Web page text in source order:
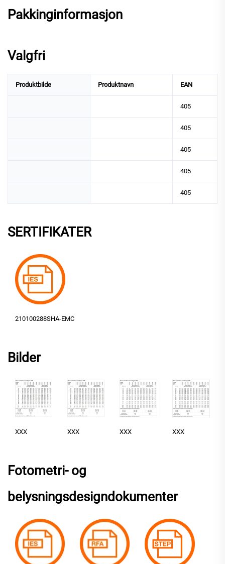
Pakkinginformasjon
Valgfri
Produktbilde Produktnavn EAN
405
405
405
405
405
SERTIFIKATER
210100288SHA-EMC
Bilder
XXX XXX XXX XXX
Fotometri- og
belysningsdesigndokumenter